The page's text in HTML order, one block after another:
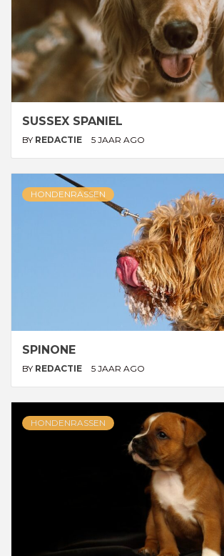
SUSSEX SPANIEL
BY REDACTIE 5 JAAR AGO
HONDENRASSEN
SPINONE
BY REDACTIE 5 JAAR AGO
HONDENRASSEN